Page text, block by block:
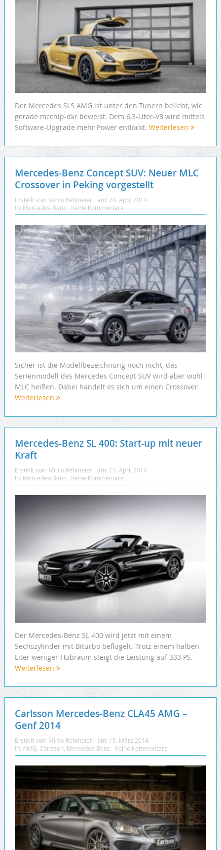
Der Mercedes SLS AMG ist unter den Tunern beliebt, wie
gerade mcchip-dkr beweist. Dem 6,3-Liter-V8 wird mittels
Software-Upgrade mehr Power entlockt. Weiterlesen
Mercedes-Benz Concept SUV: Neuer MLC
Crossover in Peking vorgestellt
Erstellt von: Mirco Rehmeier am: 24. April 2014
In: Mercedes-Benz Keine Kommentare
Sicher ist die Modellbezeichnung noch nicht, das
Serienmodell des Mercedes Concept SUV wird aber wohl
MLC heißen. Dabei handelt es sich um einen Crossover
Weiterlesen
Mercedes-Benz SL 400: Start-up mit neuer
Kraft
Erstellt von: Mirco Rehmeier am: 11. April 2014
In: Mercedes-Benz Keine Kommentare
Der Mercedes-Benz SL 400 wird jetzt mit einem
Sechszylinder mit Biturbo beflügelt. Trotz einem halben
Liter weniger Hubraum steigt die Leistung auf 333 PS.
Weiterlesen
Carlsson Mercedes-Benz CLA45 AMG –
Genf 2014
Erstellt von: Mirco Rehmeier am: 19. März 2014
In: AMG, Carlsson, Mercedes-Benz Keine Kommentare